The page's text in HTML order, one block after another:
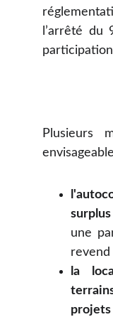
l’arrêté du
Plusieurs
surplus
une
revend
la